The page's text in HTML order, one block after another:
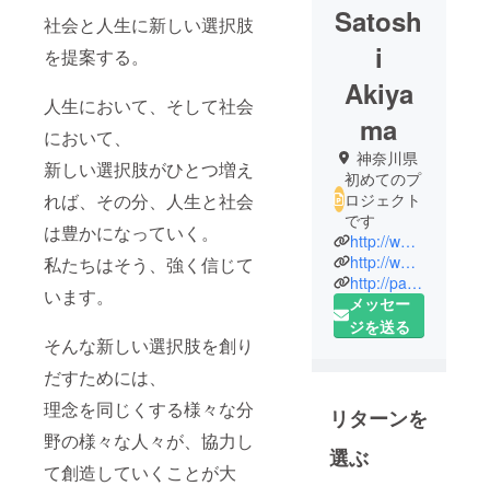
社会と人生に新しい選択肢
を提案する。
人生において、そして社会
において、
新しい選択肢がひとつ増え
れば、その分、人生と社会
は豊かになっていく。
私たちはそう、強く信じて
います。
そんな新しい選択肢を創り
だすためには、
理念を同じくする様々な分
野の様々な人々が、協力し
て創造していくことが大
Satosh
i
Akiya
ma
神奈川県
初めてのプ
ロジェクト
です
http://www.akiyamatachibana.com
http://www.cw-cosmos.com
http://parentinghome.net
メッセー
ジを送る
リターンを
選ぶ